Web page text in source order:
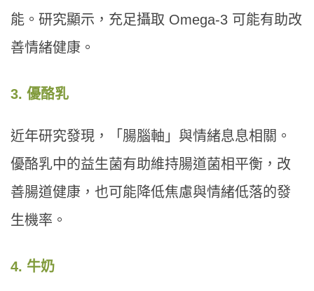
能。研究顯示，充足攝取 Omega-3 可能有助改
善情緒健康。
3. 優酪乳
近年研究發現，「腸腦軸」與情緒息息相關。
優酪乳中的益生菌有助維持腸道菌相平衡，改
善腸道健康，也可能降低焦慮與情緒低落的發
生機率。
4. 牛奶